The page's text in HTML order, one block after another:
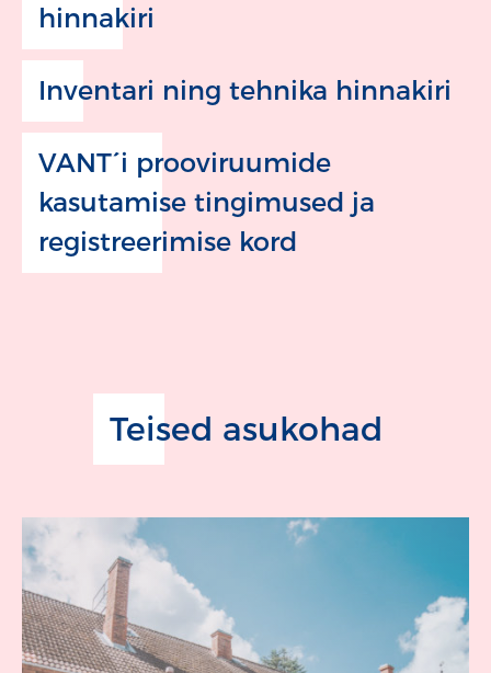
hinnakiri
Inventari ning tehnika hinnakiri
VANT´i prooviruumide
kasutamise tingimused ja
registreerimise kord
Teised asukohad